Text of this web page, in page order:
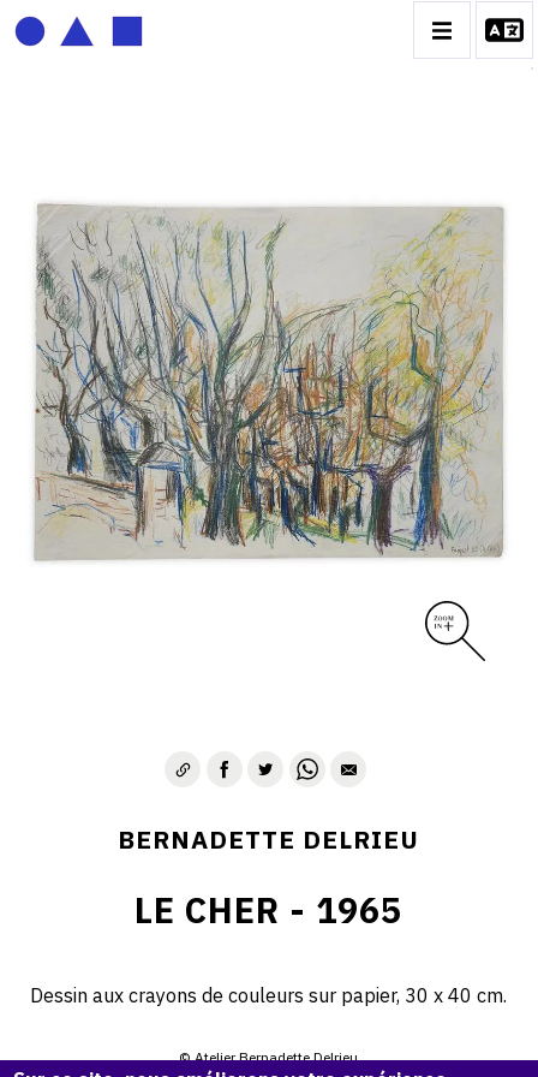
BERNADETTE DELRIEU
BIOGRAPHIE
CATALOGUE DES OEUVRES
ECRITURE DE LUMIÈRE
PHOTO / PEINTURE
TÉNÈBRES ET LUMIÈRE
CONTACT
BERNADETTE DELRIEU
LE CHER - 1965
Dessin aux crayons de couleurs sur papier, 30 x 40 cm.
© Atelier Bernadette Delrieu